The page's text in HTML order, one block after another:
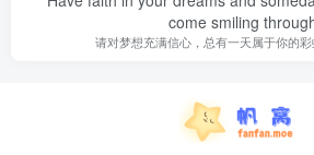
come smiling
请对梦想充满信心，总有一天属于你的